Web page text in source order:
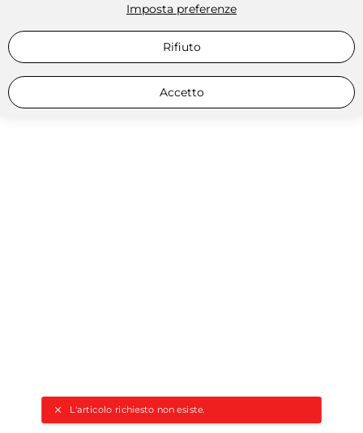
L'articolo richiesto non esiste.
Imposta preferenze
Rifiuto
Accetto